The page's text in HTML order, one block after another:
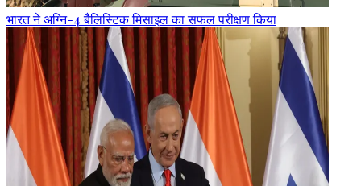
भारत ने अग्नि-4 बैलिस्टिक मिसाइल का सफल परीक्षण किया